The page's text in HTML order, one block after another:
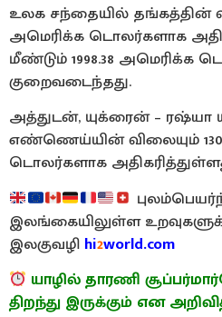
உலக சந்தையில் தங்கத்தின்
அமெரிக்க டொலர்களாக
மீண்டும் 1998.38 அமெரிக்க
குறைவடைந்தது.
அத்துடன், யுக்ரைன் – ரஷ்யா
எண்ணெய்யின் விலையும்
டொலர்களாக
இலங்கையிலுள்ள
இலகுவழி hi2world.com
யாழில் தாரணி
திறந்து இருக்கும் என